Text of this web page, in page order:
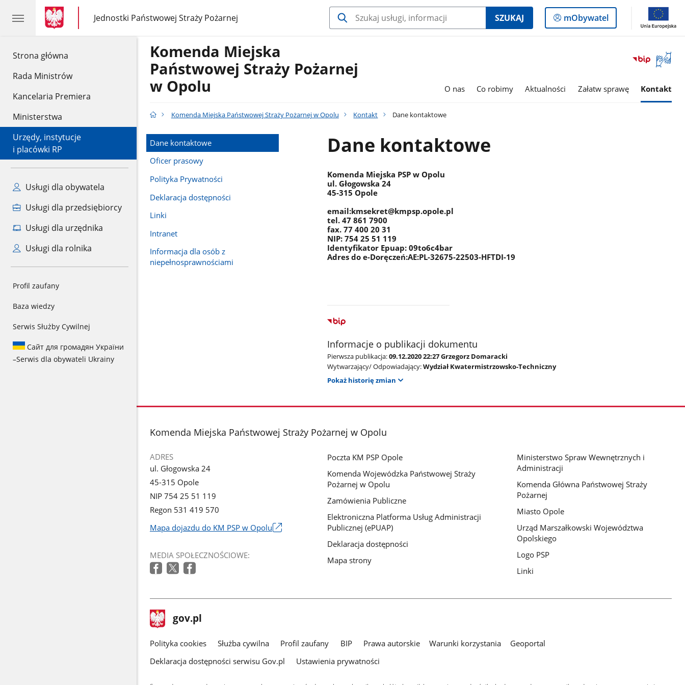
Strona główna
Rada Ministrów
Kancelaria Premiera
Ministerstwa
Urzędy, instytucje
i placówki RP
Usługi dla obywatela
Usługi dla przedsiębiorcy
Usługi dla urzędnika
Usługi dla rolnika
Profil zaufany
Baza wiedzy
Serwis Służby Cywilnej
Сайт для громадян України
–Serwis dla obywateli Ukrainy
gov.pl
gov.pl
Jednostki Państwowej Straży Pożarnej
gov.pl
Jednostki
Państwowej
SZUKAJ
Logowanie
do
mObywatel
Otwórz
okno
języka
Komenda Miejska
Państwowej Straży Pożarnej
w Opolu
O nas Co robimy Aktualności Załatw sprawę Kontakt
Komenda Miejska Państwowej Straży Pożarnej w Opolu Kontakt Dane kontaktowe
Dane kontaktowe
Oficer prasowy
Polityka Prywatności
Deklaracja dostępności
Linki
Intranet
Informacja dla osób z
niepełnosprawnościami
Dane kontaktowe
Komenda Miejska PSP w Opolu
ul. Głogowska 24
45-315 Opole
email:kmsekret@kmpsp.opole.pl
tel. 47 861 7900
fax. 77 400 20 31
NIP: 754 25 51 119
Identyfikator Epuap: 09to6c4bar
Adres do e-Doręczeń:AE:PL-32675-22503-HFTDI-19
Informacje o publikacji dokumentu
Pierwsza publikacja:09.12.2020 22:27 Grzegorz Domaracki
Wytwarzający/ Odpowiadający:Wydział Kwatermistrzowsko-Techniczny
Pokaż historię zmian
stopka
Komenda Miejska Państwowej Straży Pożarnej w Opolu
ADRES
ul. Głogowska 24
45-315 Opole
NIP 754 25 51 119
Regon 531 419 570
Mapa dojazdu do KM PSP w Opolu
się
w
MEDIA SPOŁECZNOŚCIOWE:
Poczta KM PSP Opole
Komenda Wojewódzka Państwowej Straży
Pożarnej w Opolu
Zamówienia Publiczne
Elektroniczna Platforma Usług Administracji
Publicznej (ePUAP)
Deklaracja dostępności
Mapa strony
Ministerstwo Spraw Wewnętrznych i
Administracji
Komenda Główna Państwowej Straży
Pożarnej
Miasto Opole
Urząd Marszałkowski Województwa
Opolskiego
Logo PSP
Linki
stopka
gov.pl Strona
gov.pl
gov.pl
Polityka cookies Służba cywilna Profil zaufany BIP Prawa autorskie Warunki korzystania
Geoportal
Deklaracja dostępności serwisu Gov.pl
Ustawienia prywatności